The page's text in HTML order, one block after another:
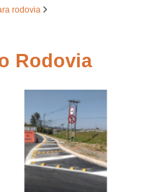
rodovia
Rodovia